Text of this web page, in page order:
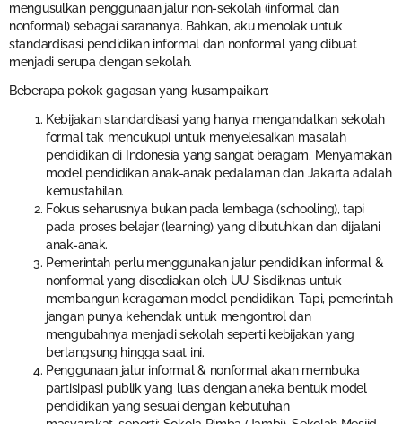
mengusulkan penggunaan jalur non-sekolah (informal dan
nonformal) sebagai sarananya. Bahkan, aku menolak untuk
standardisasi pendidikan informal dan nonformal yang dibuat
menjadi serupa dengan sekolah.
Beberapa pokok gagasan yang kusampaikan:
Kebijakan standardisasi yang hanya mengandalkan sekolah
formal tak mencukupi untuk menyelesaikan masalah
pendidikan di Indonesia yang sangat beragam. Menyamakan
model pendidikan anak-anak pedalaman dan Jakarta adalah
kemustahilan.
Fokus seharusnya bukan pada lembaga (schooling), tapi
pada proses belajar (learning) yang dibutuhkan dan dijalani
anak-anak.
Pemerintah perlu menggunakan jalur pendidikan informal &
nonformal yang disediakan oleh UU Sisdiknas untuk
membangun keragaman model pendidikan. Tapi, pemerintah
jangan punya kehendak untuk mengontrol dan
mengubahnya menjadi sekolah seperti kebijakan yang
berlangsung hingga saat ini.
Penggunaan jalur informal & nonformal akan membuka
partisipasi publik yang luas dengan aneka bentuk model
pendidikan yang sesuai dengan kebutuhan